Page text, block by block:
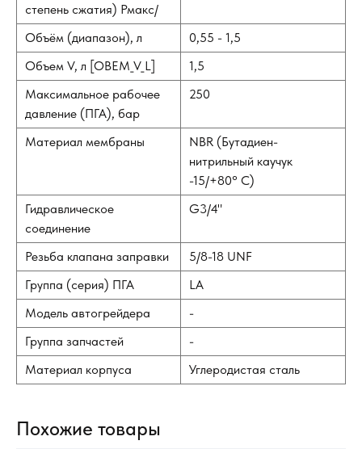
степень сжатия) Рмакс/
Объём (диапазон), л
0,55 - 1,5
Объем V, л [OBEM_V_L]
1,5
Максимальное рабочее
давление (ПГА), бар
250
Материал мембраны
NBR (Бутадиен-
нитрильный каучук
-15/+80° С)
Гидравлическое
соединение
G3/4"
Резьба клапана заправки
5/8-18 UNF
Группа (серия) ПГА
LA
Модель автогрейдера
-
Группа запчастей
-
Материал корпуса
Углеродистая сталь
Похожие товары